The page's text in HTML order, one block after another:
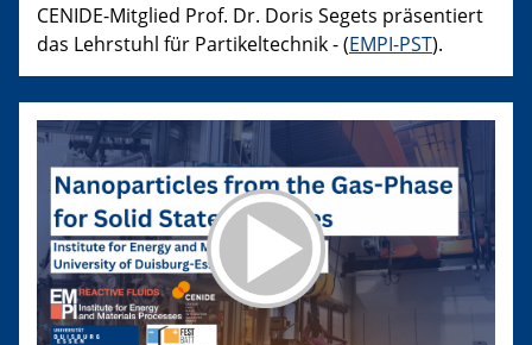
CENIDE-Mitglied Prof. Dr. Doris Segets präsentiert
das Lehrstuhl für Partikeltechnik - (EMPI-PST).